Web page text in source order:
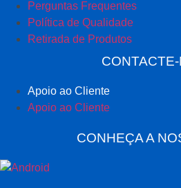
Perguntas Frequentes
Política de Qualidade
Retirada de Produtos
Apoio ao Cliente
Apoio ao Cliente
CONHEÇA A